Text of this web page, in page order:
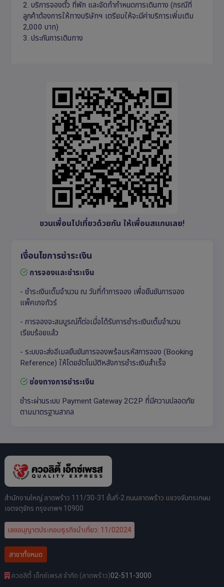
2. บริการจองตั๋ว ที่พัก และจัดทำกำหนดการเดินทาง (กรณีที่
ลูกค้าต้องการให้ทางบริษัทฯ เตรียมให้จะมีค่าบริการเพิ่มเติม
2,000 บาท)
3. ประกันการเดินทาง
ชวนเพื่อนไปเที่ยวด้วยกัน ให้เพื่อนสแกนเลย!
เงื่อนไขการชำระเงิน
การจองและชำระเงิน
- ชำระเงินเต็มจำนวน ณ วันที่ทำการจอง เพื่อยืนยันการจอง
แพ็คเกจทัวร์
- การจองจะสมบูรณ์ก็ต่อเมื่อได้รับการชำระเงินเต็มจำนวน
เรียบร้อยแล้ว
- ระบบจะส่งอีเมลยืนยันการจองพร้อมรหัสการจอง (Booking
Reference) ให้โดยอัตโนมัติหลังการชำระเงินสำเร็จ
ช่องทางการชำระเงิน
ชำระผ่านระบบ Payment Gateway 2C2P ที่มีความปลอดภัย
ตามมาตรฐานสากล
สำนักงานใหญ่ ลาดพร้าว 111/30-31 ชั้นที่-2 ถนนลาดพร้าว แขวงจันทรเกษม
เขตจตุจักร กรุงเทพฯ 10900
เลขอนุญาตประกอบธุรกิจนำเที่ยว: 11/02024
สาขาทั้งหมด
ควอลิตี้ เอ็กซ์เพรส จำกัด (ลาดพร้าว)02-511-3000